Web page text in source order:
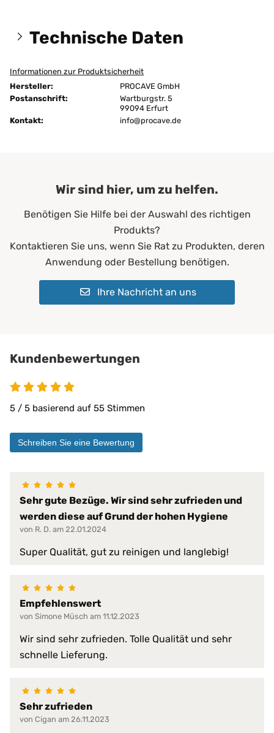
Technische Daten
Größen: 190x200 cm
Höhe: 4 cm
Ausführung: unversteppt
Blau
Füllgewicht: 200 g/m²
Geeignet für:
Allergiker*innen
Krankenhäuser
Erwachsene
Kinder
Pflegeheime
Sondermaßen auf Anfrage
Material: Doppeltuch aus 100 %
Materialeigenschaften:
antibakteriell
desinfizierbar
resistent gegen Fett, Blut,
Produkt-Vorteile:
atmungsaktiv
faltenfreier Sitz
feuchtigkeitsabweisend
Informationen zur Produktsicherheit
Hersteller:
PROCAVE GmbH
Postanschrift:
Wartburgstr. 5
99094 Erfurt
Kontakt:
info@procave.de
Wir sind hier, um zu helfen.
Benötigen Sie Hilfe bei der Auswahl des richtigen
Produkts?
Kontaktieren Sie uns, wenn Sie Rat zu Produkten, deren
Anwendung oder Bestellung benötigen.
Ihre Nachricht an uns
Kundenbewertungen
5 / 5 basierend auf 55 Stimmen
Schreiben Sie eine Bewertung
Sehr gute Bezüge. Wir sind sehr zufrieden und
werden diese auf Grund der hohen Hygiene
von R. D. am 22.01.2024
Super Qualität, gut zu reinigen und langlebig!
Empfehlenswert
von Simone Müsch am 11.12.2023
Wir sind sehr zufrieden. Tolle Qualität und sehr
schnelle Lieferung.
Sehr zufrieden
von Cigan am 26.11.2023